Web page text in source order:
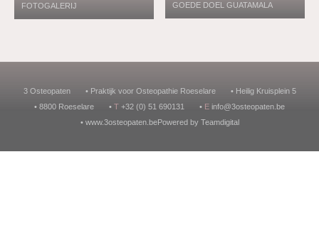
FOTOGALERIJ GOEDE DOEL GUATAMALA
3 Osteopaten • Praktijk voor Osteopathie Roeselare
• Heilig Kruisplein 5
• 8800 Roeselare
• T +32 (0) 51 690131 • E info@3osteopaten.be
• www.3osteopaten.bePowered by Teamdigital